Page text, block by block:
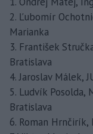
2. Ľubomír
Marianka
3. František
Bratislava
4. Jaroslav Málek,
5. Ludvík Posolda,
Bratislava
6. Roman